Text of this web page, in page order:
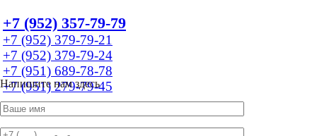
+7 (952) 357-79-79
+7 (952) 379-79-21
+7 (952) 379-79-24
+7 (951) 689-78-78
+7 (951) 279-79-45
Напишите нам здесь